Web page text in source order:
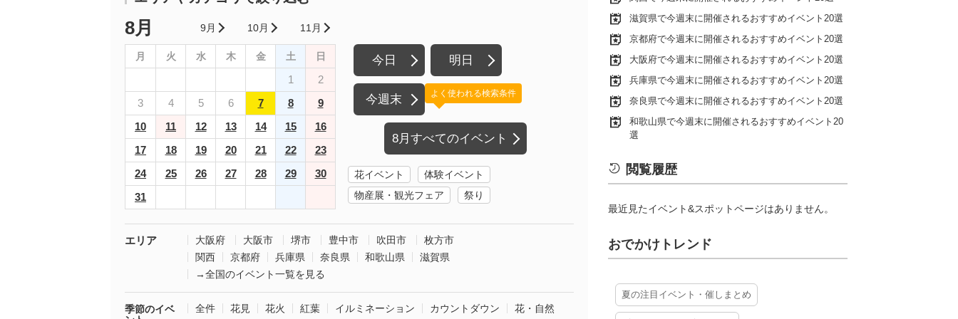
8月 9月 10月 11月
月 火 水 木 金 土 日
1
2
3
4 5 6 7 8
9
10
11 12 13 14 15
16
17
18 19 20 21 22
23
24
25 26 27 28 29
30
31
今日 明日
今週末
8月すべてのイベント
よく使われる検索条件
花イベント
体験イベント
物産展・観光フェア
祭り
エリア 大阪府 大阪市 堺市 豊中市 吹田市
枚方市
関西
京都府 兵庫県 奈良県 和歌山県
滋賀県
→全国のイベント一覧を見る
季節のイベ
全件 花見 花火 紅葉 イルミネーション カウントダウン 花・自然
滋賀県で今週末に開催されるおすすめイベント20選
京都府で今週末に開催されるおすすめイベント20選
大阪府で今週末に開催されるおすすめイベント20選
兵庫県で今週末に開催されるおすすめイベント20選
奈良県で今週末に開催されるおすすめイベント20選
和歌山県で今週末に開催されるおすすめイベント20
選
閲覧履歴
最近見たイベント&スポットページはありません。
おでかけトレンド
夏の注目イベント・催しまとめ